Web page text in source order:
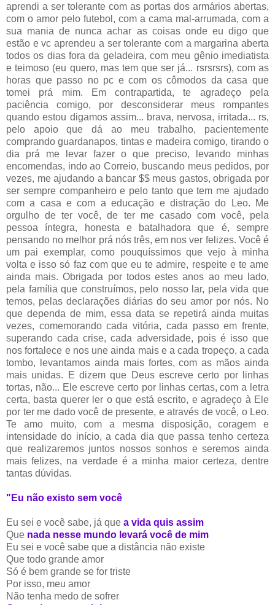
aprendi a ser tolerante com as portas dos armários abertas,
com o amor pelo futebol, com a cama mal-arrumada, com a
sua mania de nunca achar as coisas onde eu digo que
estão e vc aprendeu a ser tolerante com a margarina aberta
todos os dias fora da geladeira, com meu gênio imediatista
e teimoso (eu quero, mas tem que ser já... rsrsrsrs), com as
horas que passo no pc e com os cômodos da casa que
tomei prá mim. Em contrapartida, te agradeço pela
paciência comigo, por desconsiderar meus rompantes
quando estou digamos assim... brava, nervosa, irritada... rs,
pelo apoio que dá ao meu trabalho, pacientemente
comprando guardanapos, tintas e madeira comigo, tirando o
dia prá me levar fazer o que preciso, levando minhas
encomendas, indo ao Correio, buscando meus pedidos, por
vezes, me ajudando a bancar $$ meus gastos, obrigada por
ser sempre companheiro e pelo tanto que tem me ajudado
com a casa e com a educação e distração do Leo. Me
orgulho de ter você, de ter me casado com você, pela
pessoa íntegra, honesta e batalhadora que é, sempre
pensando no melhor prá nós três, em nos ver felizes. Você é
um pai exemplar, como pouquíssimos que vejo à minha
volta e isso só faz com que eu te admire, respeite e te ame
ainda mais. Obrigada por todos estes anos ao meu lado,
pela família que construímos, pelo nosso lar, pela vida que
temos, pelas declarações diárias do seu amor por nós. No
que dependa de mim, essa data se repetirá ainda muitas
vezes, comemorando cada vitória, cada passo em frente,
superando cada crise, cada adversidade, pois é isso que
nos fortalece e nos une ainda mais e a cada tropeço, a cada
tombo, levantamos ainda mais fortes, com as mãos ainda
mais unidas. E dizem que Deus escreve certo por linhas
tortas, não... Ele escreve certo por linhas certas, com a letra
certa, basta querer ler o que está escrito, e agradeço à Ele
por ter me dado você de presente, e através de você, o Leo.
Te amo muito, com a mesma disposição, coragem e
intensidade do início, a cada dia que passa tenho certeza
que realizaremos juntos nossos sonhos e seremos ainda
mais felizes, na verdade é a minha maior certeza, dentre
tantas dúvidas.
"Eu não existo sem você
Eu sei e você sabe, já que a vida quis assim
Que nada nesse mundo levará você de mim
Eu sei e você sabe que a distância não existe
Que todo grande amor
Só é bem grande se for triste
Por isso, meu amor
Não tenha medo de sofrer